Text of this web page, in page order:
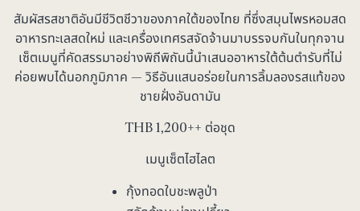
สัมผัสรสชาติอันมีชีวิตชีวาของภาคใต้ของไทย ที่ซึ่งสมุนไพรหอมสด
อาหารทะเลสดใหม่ และเครื่องเทศรสจัดจ้านมาบรรจบกันในทุกจาน
เซ็ตเมนูที่คัดสรรมาอย่างพิถีพิถันนี้นำเสนออาหารใต้ต้นตำรับที่ไม่
ค่อยพบได้นอกภูมิภาค — วิธีอันแสนอร่อยในการลิ้มลองรสแท้ของ
ชายฝั่งอันดามัน
THB 1,200++ ต่อชุด
เมนูเซ็ตไฮไลต
กุ้งทอดใบชะพลูป่า